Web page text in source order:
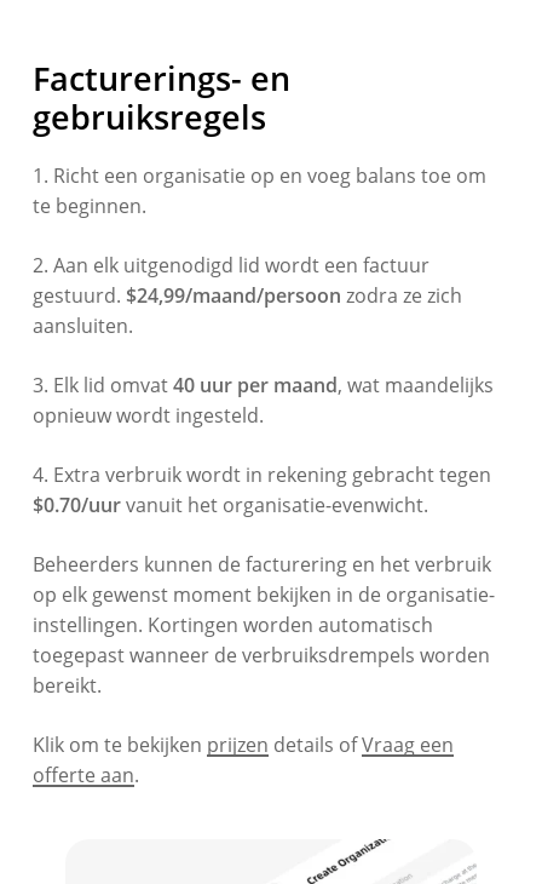
Facturerings- en
gebruiksregels
1. Richt een organisatie op en voeg balans toe om
te beginnen.
2. Aan elk uitgenodigd lid wordt een factuur
gestuurd. $24,99/maand/persoon zodra ze zich
aansluiten.
3. Elk lid omvat40 uur per maand, wat maandelijks
opnieuw wordt ingesteld.
4. Extra verbruik wordt in rekening gebracht tegen
$0.70/uurvanuit het organisatie-evenwicht.
Beheerders kunnen de facturering en het verbruik
op elk gewenst moment bekijken in de organisatie-
instellingen. Kortingen worden automatisch
toegepast wanneer de verbruiksdrempels worden
bereikt.
Klik om te bekijken prijzen details ofVraag een
offerte aan.